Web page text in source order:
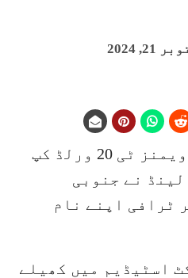
21, 2024
دبئی (سپورٹس ڈیسک) ویمنز ٹی 20 ورلڈ کپ
نے جنوبی
ٹرافی اپنے نام
اسٹیڈیم میں کھیلے